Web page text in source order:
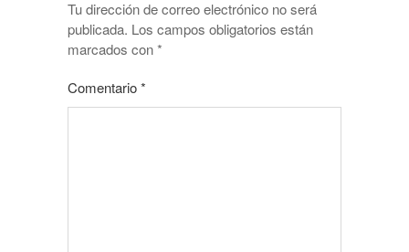
Tu dirección de correo electrónico no será
publicada. Los campos obligatorios están
marcados con*
Comentario*